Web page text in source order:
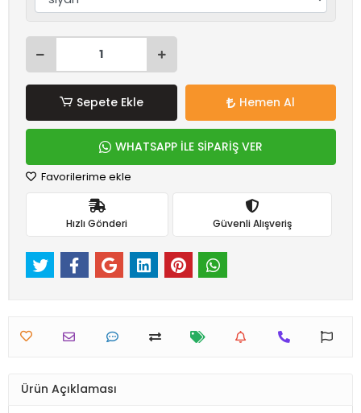
Sepete Ekle Hemen Al
WHATSAPP İLE SİPARİŞ VER
Favorilerime ekle
Hızlı Gönderi Güvenli Alışveriş
Ürün Açıklaması